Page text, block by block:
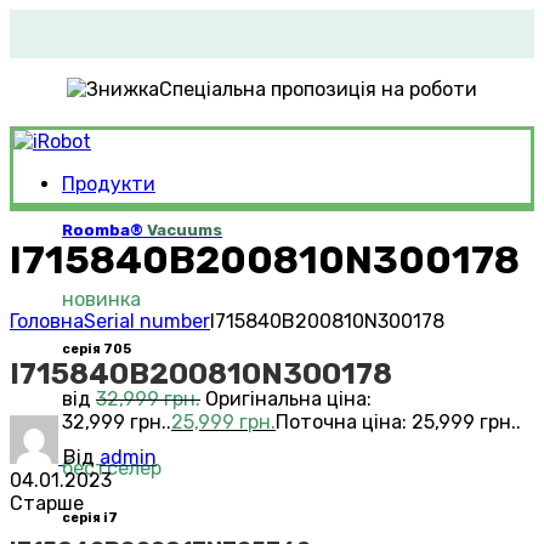
Спеціальна пропозиція на роботи
Продукти
Roomba® Vacuums
новинка
серія 705
від 32,999грн. Оригінальна ціна:
32,999 грн..25,999 грн.Поточна ціна: 25,999 грн..
бестселер
серія i7
I715840B200810N300178
ГоловнаSerial numberI715840B200810N300178
I715840B200810N300178
Від admin
04.01.2023
Старше